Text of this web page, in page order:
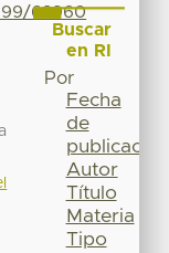
62960
Buscar
en RI
Por
Fecha
de
publicación
Autor
Título
Materia
Tipo